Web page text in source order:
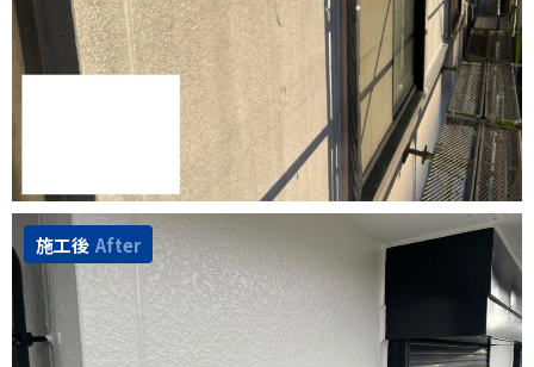
施工後 After